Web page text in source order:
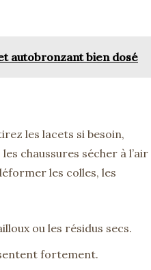
autobronzant bien dosé
les lacets si besoin,
chaussures sécher à l’air
les colles, les
ou les résidus secs.
fortement.